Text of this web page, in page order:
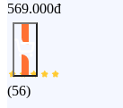
569.000đ
(56)